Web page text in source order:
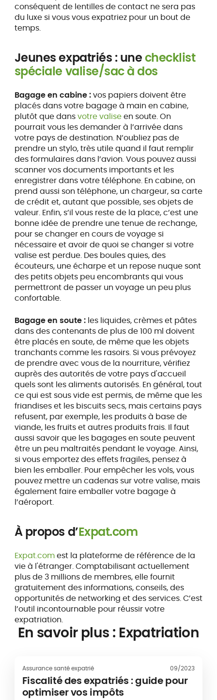
conséquent de lentilles de contact ne sera pas
du luxe si vous vous expatriez pour un bout de
temps.
Jeunes expatriés : unechecklist
spéciale valise/sac à dos
Bagage en cabine :vos papiers doivent être
placés dans votre bagage à main en cabine,
plutôt que dansvotre valiseen soute. On
pourrait vous les demander à l’arrivée dans
votre pays de destination. N’oubliez pas de
prendre un stylo, très utile quand il faut remplir
des formulaires dans l’avion. Vous pouvez aussi
scanner vos documents importants et les
enregistrer dans votre téléphone. En cabine, on
prend aussi son téléphone, un chargeur, sa carte
de crédit et, autant que possible, ses objets de
valeur. Enfin, s’il vous reste de la place, c’est une
bonne idée de prendre une tenue de rechange,
pour se changer en cours de voyage si
nécessaire et avoir de quoi se changer si votre
valise est perdue. Des boules quies, des
écouteurs, une écharpe et un repose nuque sont
des petits objets peu encombrants qui vous
permettront de passer un voyage un peu plus
confortable.
Bagage en soute :les liquides, crèmes et pâtes
dans des contenants de plus de 100 ml doivent
être placés en soute, de même que les objets
tranchants comme les rasoirs. Si vous prévoyez
de prendre avec vous de la nourriture, vérifiez
auprès des autorités de votre pays d'accueil
quels sont les aliments autorisés. En général, tout
ce qui est sous vide est permis, de même que les
friandises et les biscuits secs, mais certains pays
refusent, par exemple, les produits à base de
viande, les fruits et autres produits frais. Il faut
aussi savoir que les bagages en soute peuvent
être un peu maltraités pendant le voyage. Ainsi,
si vous emportez des effets fragiles, pensez à
bien les emballer. Pour empêcher les vols, vous
pouvez mettre un cadenas sur votre valise, mais
également faire emballer votre bagage à
l’aéroport.
À propos d’Expat.com
Expat.comest la plateforme de référence de la
vie à l'étranger. Comptabilisant actuellement
plus de 3 millions de membres, elle fournit
gratuitement des informations, conseils, des
opportunités de networking et des services. C’est
l’outil incontournable pour réussir votre
expatriation.
En savoir plus : Expatriation
Assurance santé expatrié 09/2023
Fiscalité des expatriés : guide pour
optimiser vos impôts